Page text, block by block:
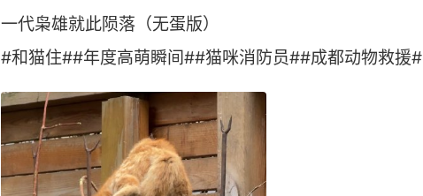
一代枭雄就此陨落（无蛋版）
#和猫住##年度高萌瞬间##猫咪消防员##成都动物救援# ​